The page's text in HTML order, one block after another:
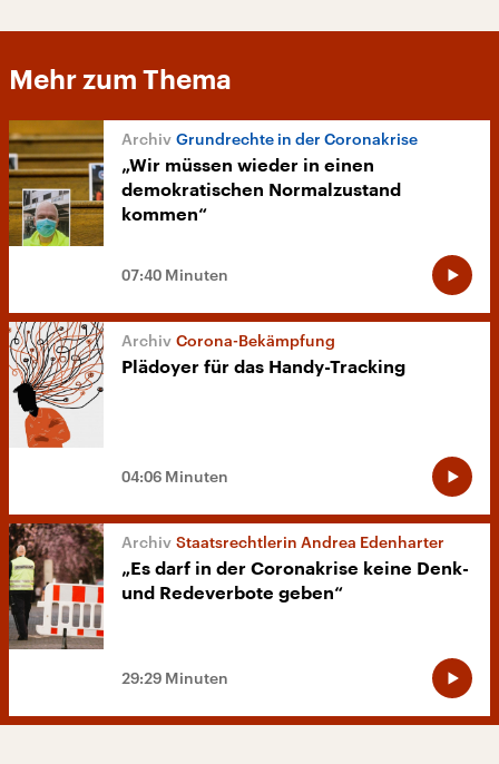
Mehr zum Thema
Grundrechte in der Coronakrise
„Wir müssen wieder in einen
demokratischen Normalzustand
kommen“
07:40 Minuten
Corona-Bekämpfung
Plädoyer für das Handy-Tracking
04:06 Minuten
Staatsrechtlerin Andrea Edenharter
„Es darf in der Coronakrise keine Denk-
und Redeverbote geben“
29:29 Minuten